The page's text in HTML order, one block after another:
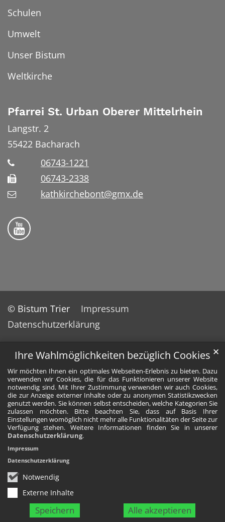
Ihre Wahlmöglichkeiten bezüglich Cookies
Wir möchten Ihnen ein optimales Webseiten-Erlebnis zu bieten. Dazu
verwenden wir Cookies, die für das Funktionieren unserer Website
notwendig sind. Mit Ihrer Zustimmung verwenden wir auch Cookies,
die zur Anzeige externer Inhalte oder zu anonymen Statistikzwecken
genutzt werden. Sie können selbst entscheiden, welche Kategorien Sie
zulassen möchten. Bitte beachten Sie, dass auf Basis Ihrer
Einstellungen womöglich nicht mehr alle Funktionalitäten der Seite zur
Verfügung stehen. Weitere Informationen finden Sie in unserer
Datenschutzerklärung.
Notwendig
Externe Inhalte
Speichern Alle akzeptieren
✕
Impressum
Datenschutzerklärung
Schulen
Umwelt
Unser Bistum
Weltkirche
Pfarrei St. Urban Oberer Mittelrhein
Langstr. 2
55422 Bacharach
06743-1221
06743-2338
kathkirchebont@gmx.de
Folge uns auf YouTube
© Bistum Trier
Impressum
Datenschutzerklärung